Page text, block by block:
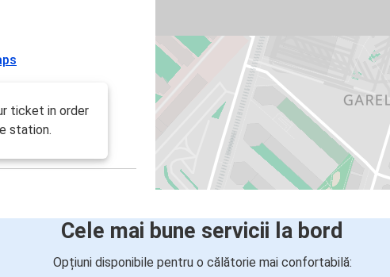
ticket in order
station.
Cele mai bune servicii la bord
Opțiuni disponibile pentru o călătorie mai confortabilă: